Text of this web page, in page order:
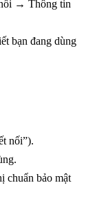
→ Thông tin
bạn đang dùng
nối”).
chuẩn bảo mật